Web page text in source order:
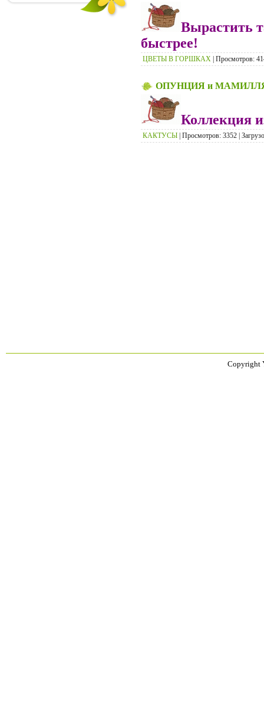
Вырастить
быстрее!
ЦВЕТЫ В ГОРШКАХ | Просмотров:
ОПУНЦИЯ и
Коллекция
КАКТУСЫ | Просмотров: 3352 |
Copyright